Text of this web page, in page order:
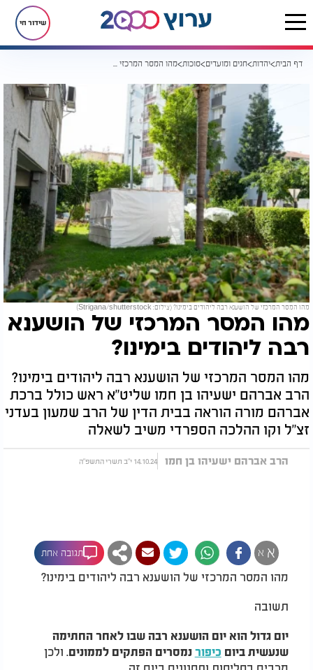
שידור חי
דף הבית יהדות חגים ומועדים סוכות מהו המסר המרכזי של הושענא רבה ליהודים בימינו?
מהו המסר המרכזי של הושענא רבה ליהודים בימינו? (צילום: Strigana/shutterstock)
מהו המסר המרכזי של הושענא
רבה ליהודים בימינו?
מהו המסר המרכזי של הושענא רבה ליהודים בימינו?
הרב אברהם ישעיהו בן חמו שליט"א ראש כולל ברכת
אברהם מורה הוראה בבית הדין של הרב שמעון בעדני
זצ"ל וקו ההלכה הספרדי משיב לשאלה
הרב אברהם ישעיהו בן חמו 14.10.24 י"ב תשרי התשפ"ה
א א תגובה אחת
מהו המסר המרכזי של הושענא רבה ליהודים בימינו?
תשובה
יום גדול הוא יום הושענא רבה שבו לאחר החתימה
שנעשית ביום כיפור נמסרים הפתקים לממונים. ולכן